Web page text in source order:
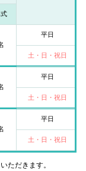
平日
土・日・祝日
平日
土・日・祝日
平日
土・日・祝日
ただきます。